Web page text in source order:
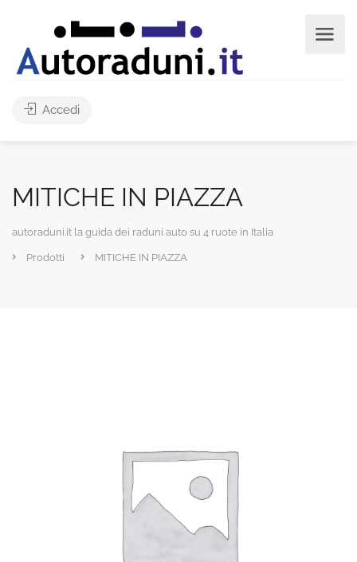
Accedi
MITICHE IN PIAZZA
autoraduni.it la guida dei raduni auto su 4 ruote in Italia
Prodotti MITICHE IN PIAZZA